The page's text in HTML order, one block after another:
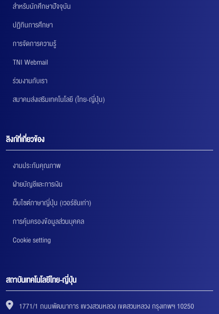
สำหรับนักศึกษาปัจจุบัน
ปฏิทินการศึกษา
การจัดการความรู้
TNI Webmail
ร่วมงานกับเรา
สมาคมส่งเสริมเทคโนโลยี (ไทย-ญี่ปุ่น)
ลิงก์ที่เกี่ยวข้อง
งานประกันคุณภาพ
ฝ่ายบัญชีและการเงิน
เว็บไซต์ภาษาญี่ปุ่น (เวอร์ชันเก่า)
การคุ้มครองข้อมูลส่วนบุคคล
Cookie setting
สถาบันเทคโนโลยีไทย-ญี่ปุ่น
1771/1 ถนนพัฒนาการ แขวงสวนหลวง เขตสวนหลวง กรุงเทพฯ 10250